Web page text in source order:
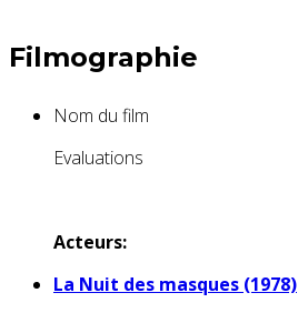
Filmographie
Nom du film
Evaluations
Acteurs:
La Nuit des masques (1978)